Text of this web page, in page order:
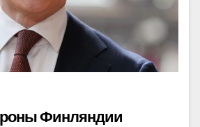
Финляндии